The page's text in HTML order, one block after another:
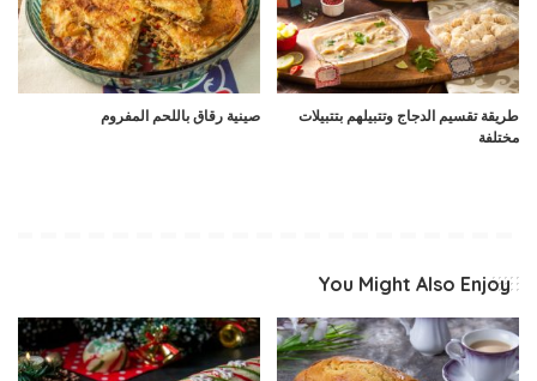
طريقة تقسيم الدجاج وتتبيلهم بتتبيلات
مختلفة
صينية رقاق باللحم المفروم
You Might Also Enjoy